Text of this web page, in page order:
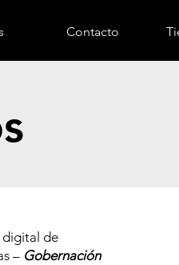
Contacto
digital de
– Gobernación